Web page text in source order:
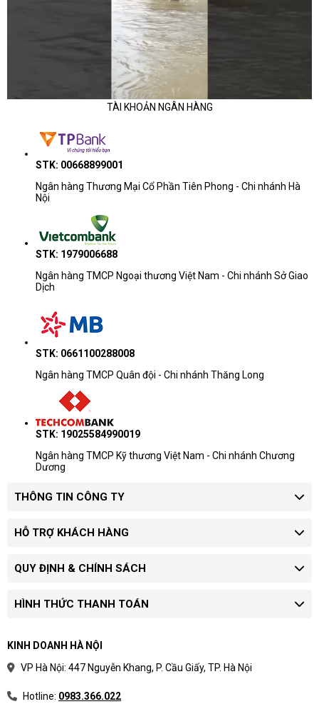
TÀI KHOẢN NGÂN HÀNG
STK: 00668899001
Ngân hàng Thương Mại Cổ Phần Tiên Phong - Chi nhánh Hà
Nội
STK: 1979006688
Ngân hàng TMCP Ngoại thương Việt Nam - Chi nhánh Sở Giao
Dịch
STK: 0661100288008
Ngân hàng TMCP Quân đội - Chi nhánh Thăng Long
STK: 19025584990019
Ngân hàng TMCP Kỹ thương Việt Nam - Chi nhánh Chương
Dương
THÔNG TIN CÔNG TY
HỖ TRỢ KHÁCH HÀNG
QUY ĐỊNH & CHÍNH SÁCH
HÌNH THỨC THANH TOÁN
KINH DOANH HÀ NỘI
VP Hà Nội: 447 Nguyễn Khang, P. Cầu Giấy, TP. Hà Nội
Hotline: 0983.366.022